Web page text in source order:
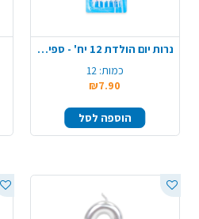
נרות יום הולדת 12 יח' - ספיידרמן
כמות: 12
₪7.90
הוספה לסל